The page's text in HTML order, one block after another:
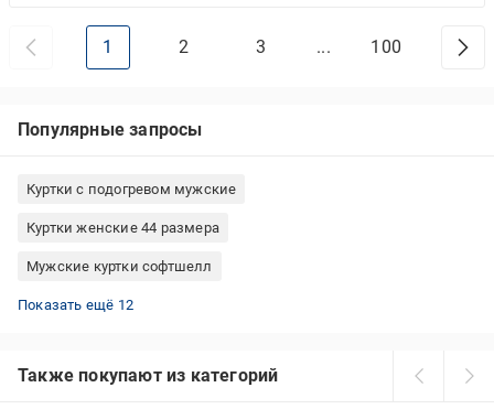
1 2 3 ... 100
Популярные запросы
Куртки с подогревом мужские
Куртки женские 44 размера
Мужские куртки софтшелл
Весенние женские куртки
Куртки для охоты зимние
Женские куртки Fashion
Короткие пуховики
Флисовые куртки мужские
Куртки женские 52 размера
Куртки женские 56 размера
Фиолетовые парки
Куртки женские оверсайз
Куртка Adidas женская
Стеганые куртки женские
Пуховики Nike
Показать ещё 12
Также покупают из категорий